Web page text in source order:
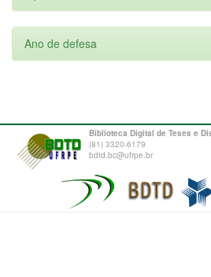
Ano de defesa
Biblioteca Digital de Teses e
(81) 3320-6179
bdtd.bc@ufrpe.br